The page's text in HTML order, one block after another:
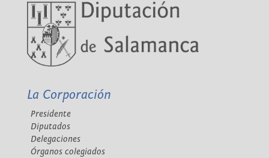
La Corporación
Presidente
Diputados
Delegaciones
Órganos colegiados